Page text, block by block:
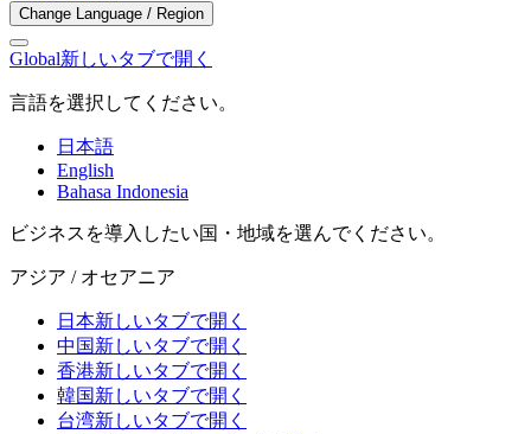
Change Language / Region
Global新しいタブで開く
言語を選択してください。
日本語
English
Bahasa Indonesia
ビジネスを導入したい国・地域を選んでください。
アジア / オセアニア
日本新しいタブで開く
中国新しいタブで開く
香港新しいタブで開く
韓国新しいタブで開く
台湾新しいタブで開く